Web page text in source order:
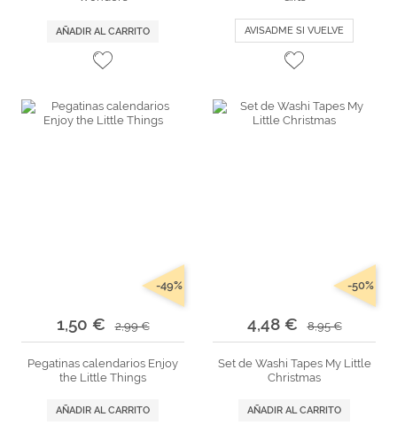
AÑADIR AL CARRITO AVISADME SI VUELVE
1,50 € 2,99 €
-49%
Pegatinas calendarios Enjoy
the Little Things
AÑADIR AL CARRITO
4,48 € 8,95 €
-50%
Set de Washi Tapes My Little
Christmas
AÑADIR AL CARRITO